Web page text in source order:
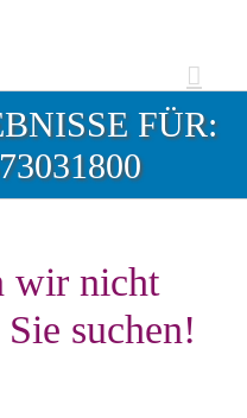
FÜR:
wir nicht
suchen!